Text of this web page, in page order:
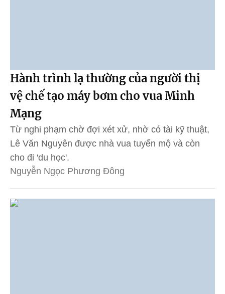
Hành trình lạ thường của người thị
vệ chế tạo máy bơm cho vua Minh
Mạng
Từ nghi phạm chờ đợi xét xử, nhờ có tài kỹ thuật,
Lê Văn Nguyên được nhà vua tuyển mộ và còn
cho đi 'du học'.
Nguyễn Ngọc Phương Đông